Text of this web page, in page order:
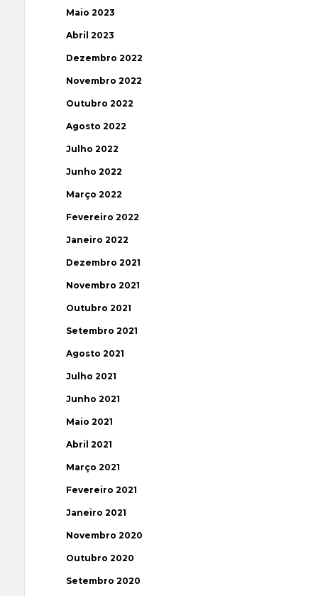
Maio 2023
Abril 2023
Dezembro 2022
Novembro 2022
Outubro 2022
Agosto 2022
Julho 2022
Junho 2022
Março 2022
Fevereiro 2022
Janeiro 2022
Dezembro 2021
Novembro 2021
Outubro 2021
Setembro 2021
Agosto 2021
Julho 2021
Junho 2021
Maio 2021
Abril 2021
Março 2021
Fevereiro 2021
Janeiro 2021
Novembro 2020
Outubro 2020
Setembro 2020